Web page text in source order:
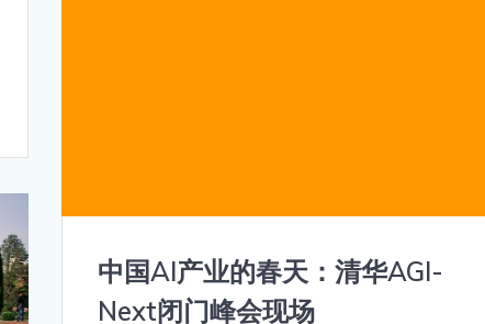
中国AI产业的春天：清华AGI-
Next闭门峰会现场